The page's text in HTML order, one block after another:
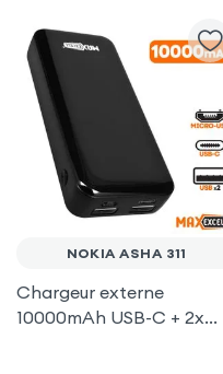
NOKIA ASHA 311
Chargeur externe
10000mAh USB-C + 2x